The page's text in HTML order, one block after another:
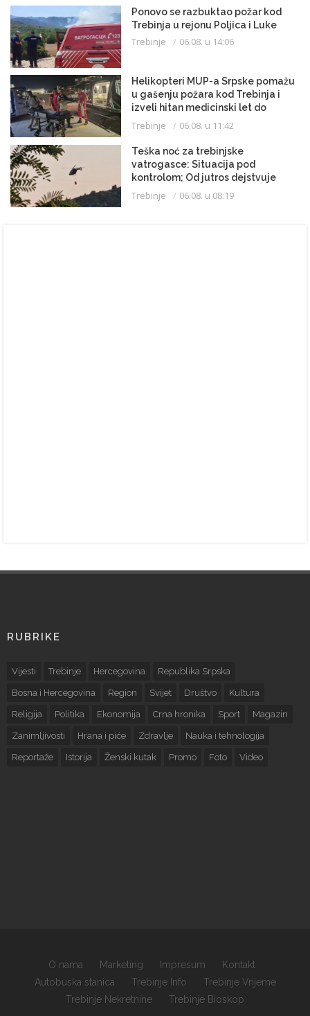
Ponovo se razbuktao požar kod
Trebinja u rejonu Poljica i Luke
Trebinje 06.08. u 14:06
Helikopteri MUP-a Srpske pomažu
u gašenju požara kod Trebinja i
izveli hitan medicinski let do
Beograda
Trebinje 06.08. u 11:42
Teška noć za trebinjske
vatrogasce: Situacija pod
kontrolom; Od jutros dejstvuje
helikopter
Trebinje 06.08. u 08:19
RUBRIKE
Vijesti Trebinje Hercegovina Republika Srpska
Bosna i Hercegovina Region Svijet Društvo Kultura
Religija Politika Ekonomija Crna hronika Sport Magazin
Zanimljivosti Hrana i piće Zdravlje Nauka i tehnologija
Reportaže Istorija Ženski kutak Promo Foto Video
O nama Marketing Impresum
Kontakt
Autobuska stanica
Trebinje Info
Trebinje Vrijeme
Trebinje Nekretnine
Trebinje Bioskop